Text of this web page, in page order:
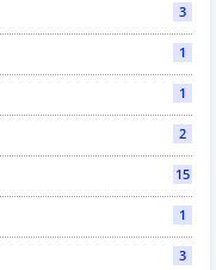
3
1
1
2
15
1
3